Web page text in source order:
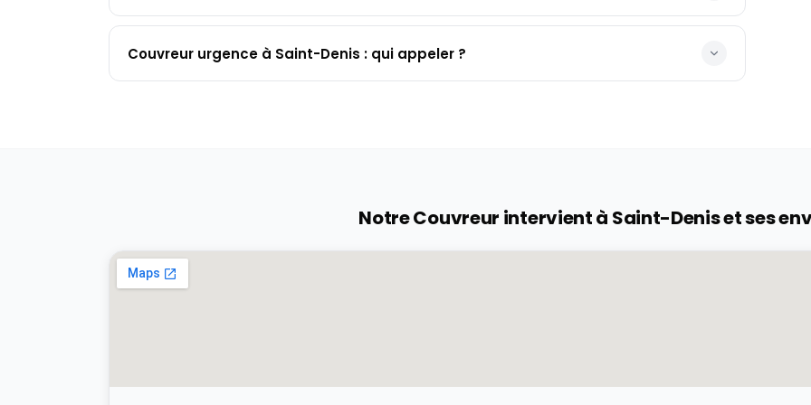
Couvreur urgence à Saint-Denis : qui appeler ?
Notre Couvreur intervient à Saint-Deniset ses